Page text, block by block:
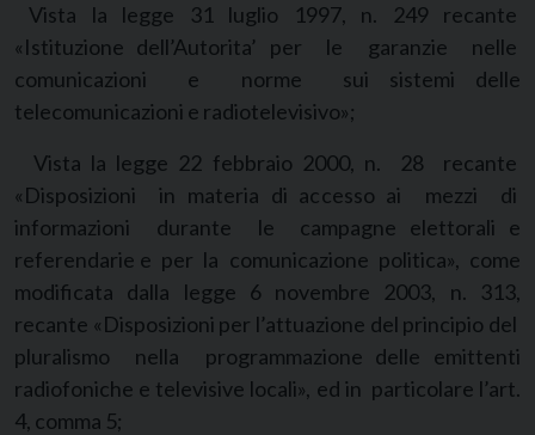
Vista la legge 31 luglio 1997, n. 249 recante
«Istituzione dell’Autorita’ per le garanzie nelle
comunicazioni e norme sui sistemi delle
telecomunicazioni e radiotelevisivo»;
Vista la legge 22 febbraio 2000, n. 28 recante
«Disposizioni in materia di accesso ai mezzi di
informazioni durante le campagne elettorali e
referendarie e per la comunicazione politica», come
modificata dalla legge 6 novembre 2003, n. 313,
recante «Disposizioni per l’attuazione del principio del
pluralismo nella programmazione delle emittenti
radiofoniche e televisive locali», ed in particolare l’art.
4, comma 5;